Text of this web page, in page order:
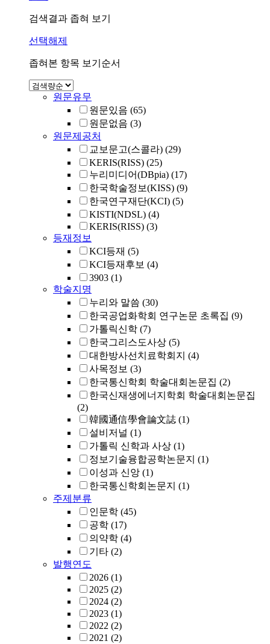
검색결과 좁혀 보기
선택해제
좁혀본 항목 보기순서
원문유무
원문있음 (65)
원문없음 (3)
원문제공처
교보문고(스콜라) (29)
KERIS(RISS) (25)
누리미디어(DBpia) (17)
한국학술정보(KISS) (9)
한국연구재단(KCI) (5)
KISTI(NDSL) (4)
KERIS(RISS) (3)
등재정보
KCI등재 (5)
KCI등재후보 (4)
3903 (1)
학술지명
누리와 말씀 (30)
한국공업화학회 연구논문 초록집 (9)
가톨릭신학 (7)
한국그리스도사상 (5)
대한방사선치료학회지 (4)
사목정보 (3)
한국통신학회 학술대회논문집 (2)
한국신재생에너지학회 학술대회논문집
(2)
韓國通信學會論文誌 (1)
설비저널 (1)
가톨릭 신학과 사상 (1)
정보기술융합공학논문지 (1)
이성과 신앙 (1)
한국통신학회논문지 (1)
주제분류
인문학 (45)
공학 (17)
의약학 (4)
기타 (2)
발행연도
2026 (1)
2025 (2)
2024 (2)
2023 (1)
2022 (2)
2021 (2)